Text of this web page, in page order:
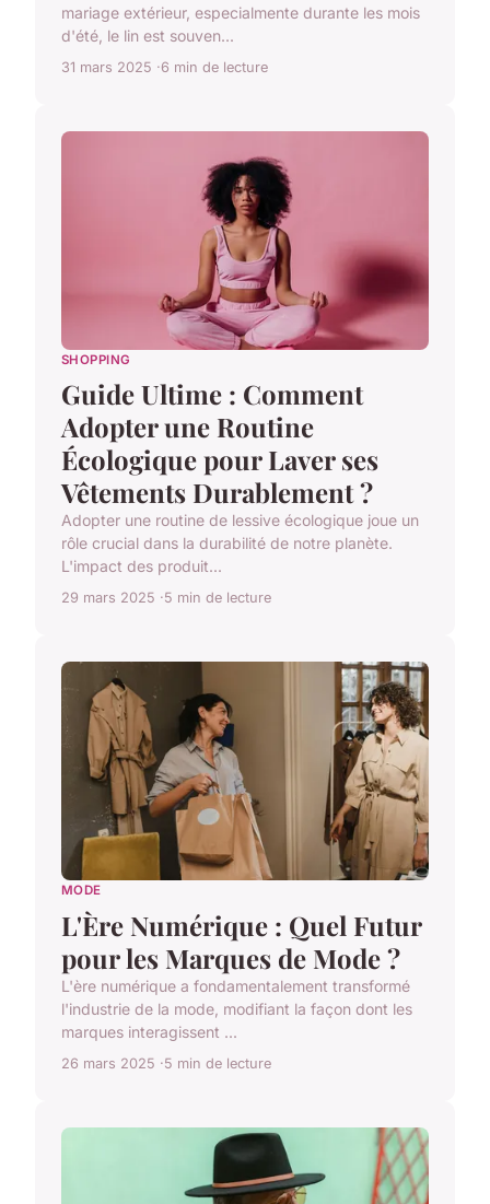
mariage extérieur, especialmente durante les mois
d'été, le lin est souven...
31 mars 2025 6 min de lecture
SHOPPING
Guide Ultime : Comment
Adopter une Routine
Écologique pour Laver ses
Vêtements Durablement ?
Adopter une routine de lessive écologique joue un
rôle crucial dans la durabilité de notre planète.
L'impact des produit...
29 mars 2025 5 min de lecture
MODE
L'Ère Numérique : Quel Futur
pour les Marques de Mode ?
L'ère numérique a fondamentalement transformé
l'industrie de la mode, modifiant la façon dont les
marques interagissent ...
26 mars 2025 5 min de lecture